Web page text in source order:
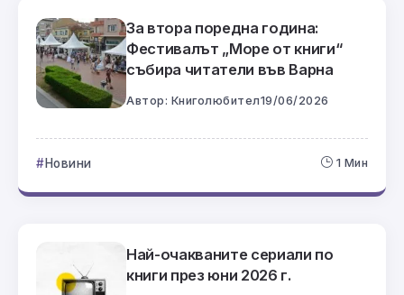
За втора поредна година:
Фестивалът „Море от книги“
събира читатели във Варна
Автор: Книголюбител19/06/2026
Новини 1 Мин
Най-очакваните сериали по
книги през юни 2026 г.